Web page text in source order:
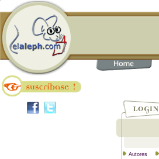
Autores